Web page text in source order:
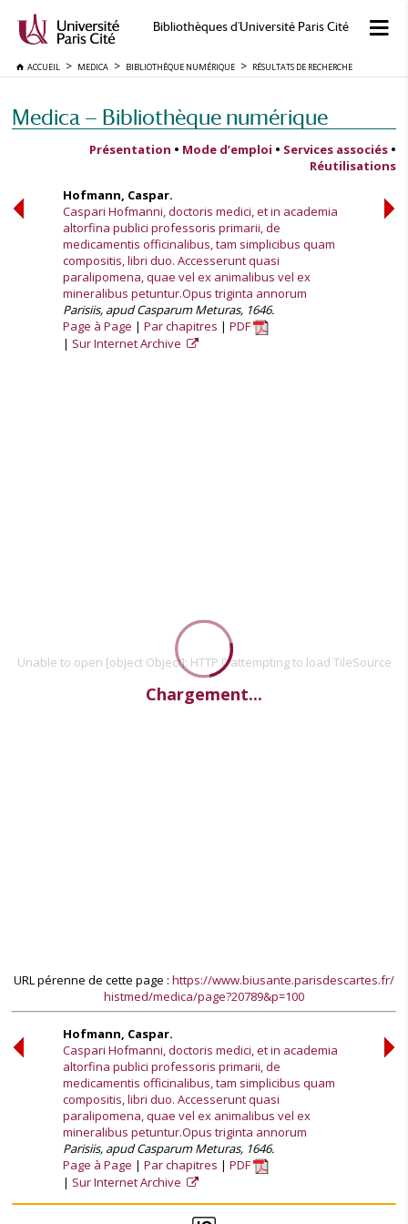
Bibliothèques d'Université Paris Cité
ACCUEIL MEDICA BIBLIOTHÈQUE NUMÉRIQUE RÉSULTATS DE RECHERCHE
Medica — Bibliothèque numérique
Présentation • Mode d’emploi • Services associés •
Réutilisations
Hofmann, Caspar.
Caspari Hofmanni, doctoris medici, et in academia
altorfina publici professoris primarii, de
medicamentis officinalibus, tam simplicibus quam
compositis, libri duo. Accesserunt quasi
paralipomena, quae vel ex animalibus vel ex
mineralibus petuntur.Opus triginta annorum
Parisiis, apud Casparum Meturas, 1646.
Page à Page
Par chapitres
PDF
Sur Internet Archive
Unable to open [object Object]: HTTP 0 attempting to load TileSource
Chargement...
URL pérenne de cette page : https://www.biusante.parisdescartes.fr/
histmed/medica/page?20789&p=100
Hofmann, Caspar.
Caspari Hofmanni, doctoris medici, et in academia
altorfina publici professoris primarii, de
medicamentis officinalibus, tam simplicibus quam
compositis, libri duo. Accesserunt quasi
paralipomena, quae vel ex animalibus vel ex
mineralibus petuntur.Opus triginta annorum
Parisiis, apud Casparum Meturas, 1646.
Page à Page
Par chapitres
PDF
Sur Internet Archive